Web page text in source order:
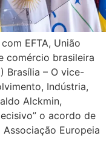
EFTA, União
comércio brasileira
Brasília – O vice-
Indústria,
Alckmin,
o acordo de
Europeia